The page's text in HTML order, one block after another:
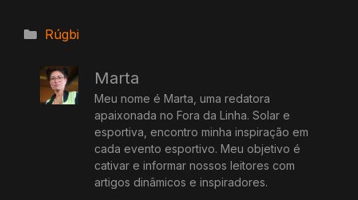
Categorias
Rúgbi
Marta
Meu nome é Marta, uma redatora
apaixonada no Fora da Linha. Solar e
esportiva, encontro minha inspiração em
cada evento esportivo. Meu objetivo é
cativar e informar nossos leitores com
artigos dinâmicos e inspiradores.